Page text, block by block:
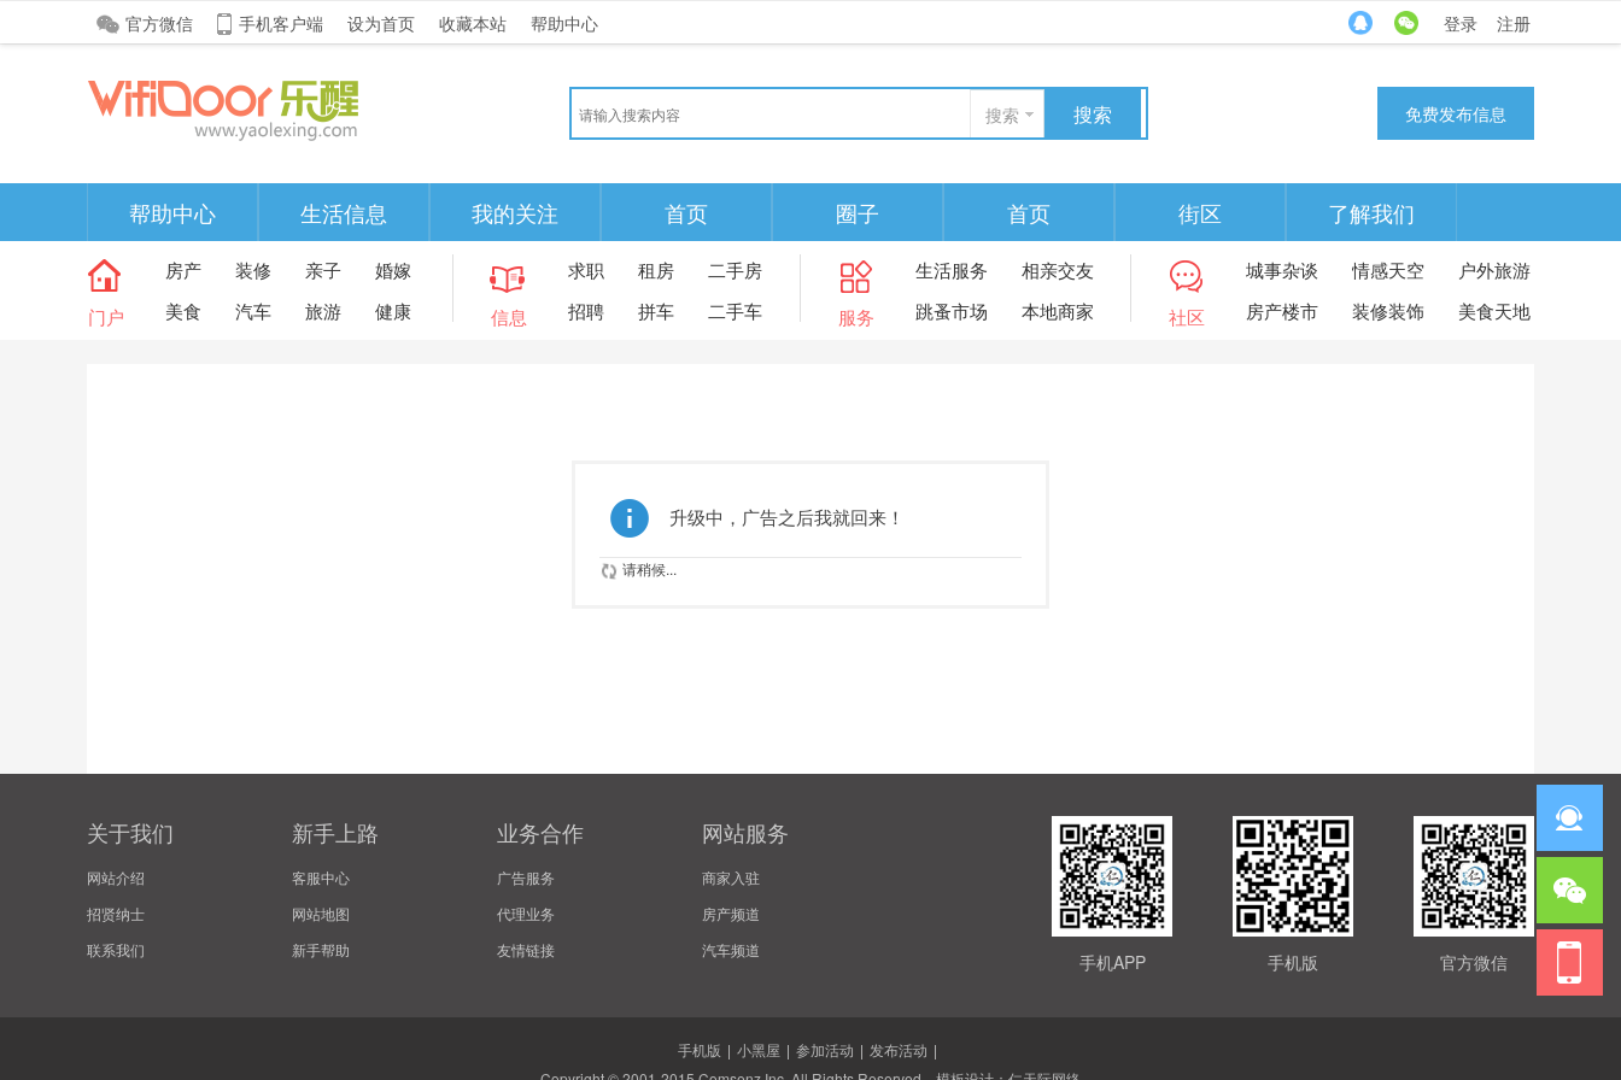
官方微信 手机客户端 设为首页 收藏本站 帮助中心 登录 注册
搜索 搜索 免费发布信息
帮助中心 生活信息 我的关注 首页 圈子 首页 街区 了解我们
门户
房产 装修 亲子
婚嫁
美食
汽车 旅游 健康 信息
求职 租房
二手房
招聘
拼车 二手车 服务
生活服务
相亲交友
跳蚤市场
本地商家 社区
城事杂谈 情感天空
户外旅游
房产楼市
装修装饰 美食天地
升级中，广告之后我就回来！
请稍候...
关于我们
网站介绍
招贤纳士
联系我们
新手上路
客服中心
网站地图
新手帮助
业务合作
广告服务
代理业务
友情链接
网站服务
商家入驻
房产频道
汽车频道
官方微信
手机版
手机APP
手机版 | 小黑屋 | 参加活动 | 发布活动 |